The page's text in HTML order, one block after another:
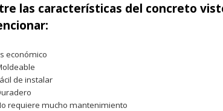
las características del concreto
económico
de instalar
requiere mucho mantenimiento